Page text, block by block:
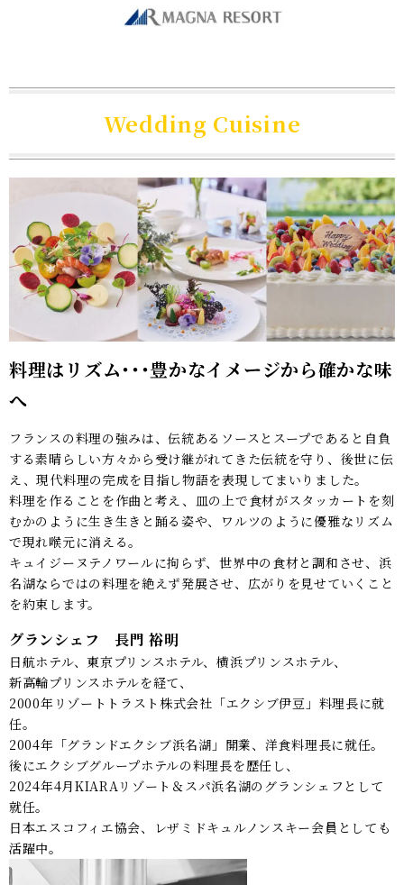
Wedding Cuisine
料理はリズム･･･豊かなイメージから確かな味
へ
フランスの料理の強みは、伝統あるソースとスープであると自負
する素晴らしい方々から受け継がれてきた伝統を守り、後世に伝
え、現代料理の完成を目指し物語を表現してまいりました。
料理を作ることを作曲と考え、皿の上で食材がスタッカートを刻
むかのように生き生きと踊る姿や、ワルツのように優雅なリズム
で現れ喉元に消える。
キュイジーヌテノワールに拘らず、世界中の食材と調和させ、浜
名湖ならではの料理を絶えず発展させ、広がりを見せていくこと
を約束します。
グランシェフ 長門 裕明
日航ホテル、東京プリンスホテル、横浜プリンスホテル、
新高輪プリンスホテルを経て、
2000年リゾートトラスト株式会社「エクシブ伊豆」料理長に就
任。
2004年「グランドエクシブ浜名湖」開業、洋食料理長に就任。
後にエクシブグループホテルの料理長を歴任し、
2024年4月KIARAリゾート＆スパ浜名湖のグランシェフとして
就任。
日本エスコフィエ協会、レザミドキュルノンスキー会員としても
活躍中。